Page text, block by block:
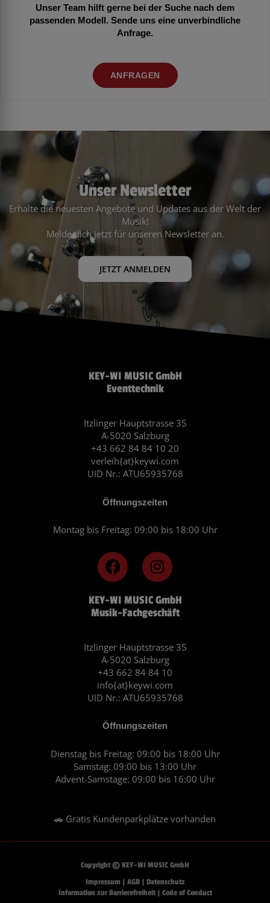
Unser Team hilft gerne bei der Suche nach dem
passenden Modell. Sende uns eine unverbindliche
Anfrage.
ANFRAGEN
Unser Newsletter
Erhalte die neuesten Angebote und Updates aus der Welt der
Musik!
Melde dich jetzt für unseren Newsletter an.
JETZT ANMELDEN
KEY-WI MUSIC GmbH
Musik-Fachgeschäft
Itzlinger Hauptstrasse 35
A-5020 Salzburg
+43 662 84 84 10
info{at}keywi.com
UID Nr.: ATU65935768
Öffnungszeiten
Dienstag bis Freitag: 09:00 bis 18:00 Uhr
Samstag: 09:00 bis 13:00 Uhr
Advent-Samstage: 09:00 bis 16:00 Uhr
🚗 Gratis Kundenparkplätze vorhanden
F
a
c
e
b
o
k
I
n
s
t
a
r
a
m
KEY-WI MUSIC GmbH
Eventtechnik
Itzlinger Hauptstrasse 35
A-5020 Salzburg
+43 662 84 84 10 20
verleih{at}keywi.com
UID Nr.: ATU65935768
Öffnungszeiten
Montag bis Freitag: 09:00 bis 18:00 Uhr
Copyright © KEY-WI MUSIC GmbH
Impressum| AGB| Datenschutz
Information zur Barrierefreiheit| Code of Conduct